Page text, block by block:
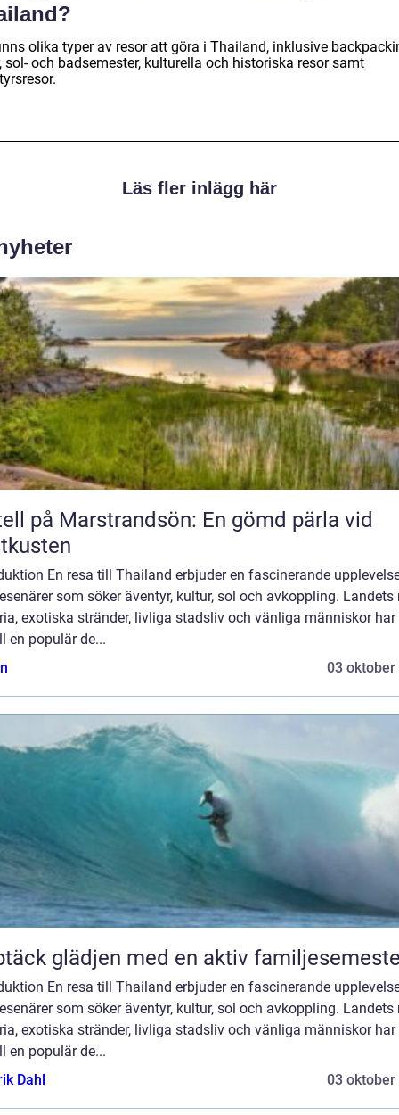
olika typer av resor att göra i Thailand, inklusive
sol- och badsemester, kulturella och historiska resor samt
Läs fler inlägg här
på Marstrandsön: En gömd pärla vid
En resa till Thailand erbjuder en fascinerande
som söker äventyr, kultur, sol och avkoppling. Landets
exotiska stränder, livliga stadsliv och vänliga människor
en populär de...
03 oktober
glädjen med en aktiv
En resa till Thailand erbjuder en fascinerande
som söker äventyr, kultur, sol och avkoppling. Landets
exotiska stränder, livliga stadsliv och vänliga människor
en populär de...
Dahl
03 oktober